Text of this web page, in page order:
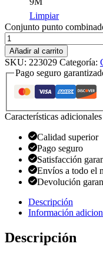
Limpiar
Conjunto punto
Añadir al carrito
SKU: 223029 Categoría:
Pago seguro
Características adicionales
Calidad superior
Pago seguro
Satisfacción
Envíos a todo el
Devolución
Descripción
Información
Descripción